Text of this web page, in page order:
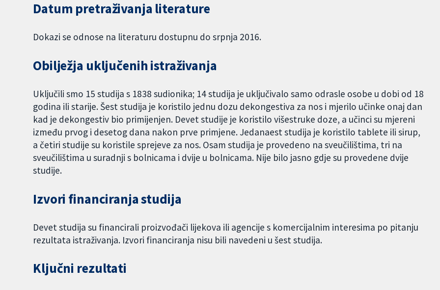
Datum pretraživanja literature
Dokazi se odnose na literaturu dostupnu do srpnja 2016.
Obilježja uključenih istraživanja
Uključili smo 15 studija s 1838 sudionika; 14 studija je uključivalo samo odrasle osobe u dobi od 18
godina ili starije. Šest studija je koristilo jednu dozu dekongestiva za nos i mjerilo učinke onaj dan
kad je dekongestiv bio primijenjen. Devet studije je koristilo višestruke doze, a učinci su mjereni
između prvog i desetog dana nakon prve primjene. Jedanaest studija je koristilo tablete ili sirup,
a četiri studije su koristile sprejeve za nos. Osam studija je provedeno na sveučilištima, tri na
sveučilištima u suradnji s bolnicama i dvije u bolnicama. Nije bilo jasno gdje su provedene dvije
studije.
Izvori financiranja studija
Devet studija su financirali proizvođači lijekova ili agencije s komercijalnim interesima po pitanju
rezultata istraživanja. Izvori financiranja nisu bili navedeni u šest studija.
Ključni rezultati